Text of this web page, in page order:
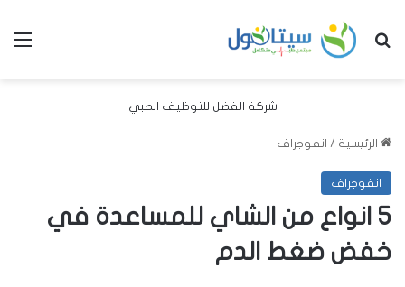
بحث عن
شركة الفضل للتوظيف الطبي
الرئيسية / انفوجراف
انفوجراف
5 انواع من الشاي للمساعدة في
خفض ضغط الدم